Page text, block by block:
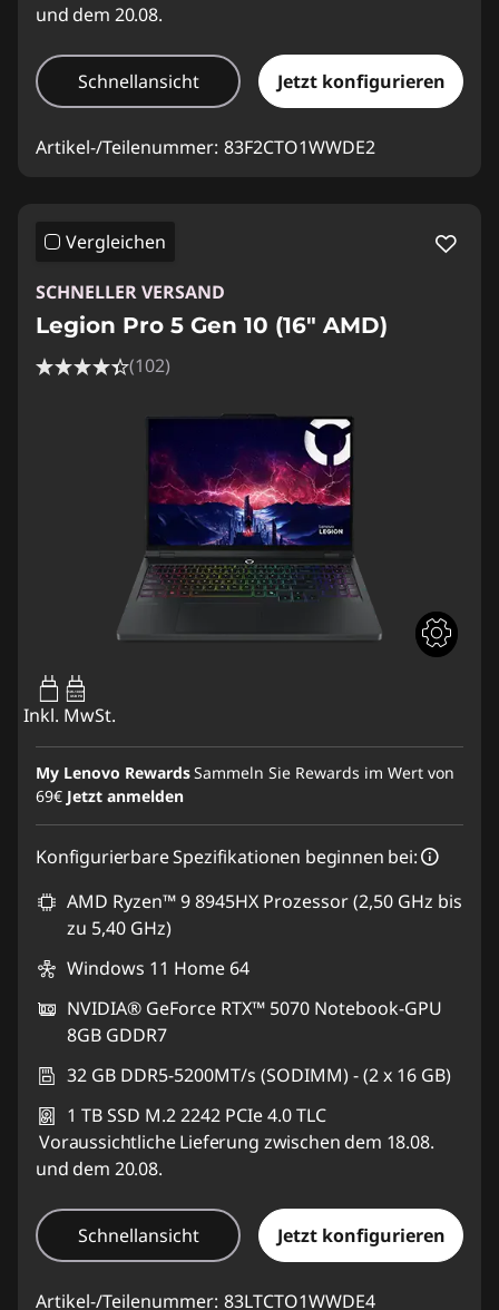
und dem 20.08.
Schnellansicht Jetzt konfigurieren
Artikel-/Teilenummer: 83F2CTO1WWDE2
Vergleichen
SCHNELLER VERSAND
Legion Pro 5 Gen 10 (16" AMD)
(102)
65W-100W
USB PD
Inkl. MwSt.
My Lenovo RewardsSammeln Sie Rewards im Wert von
69€ Jetzt anmelden
Konfigurierbare Spezifikationen beginnen bei:
AMD Ryzen™ 9 8945HX Prozessor (2,50 GHz bis
zu 5,40 GHz)
Windows 11 Home 64
NVIDIA® GeForce RTX™ 5070 Notebook-GPU
8GB GDDR7
32 GB DDR5-5200MT/s (SODIMM) - (2 x 16 GB)
1 TB SSD M.2 2242 PCIe 4.0 TLC
Voraussichtliche Lieferung zwischen dem 18.08.
und dem 20.08.
Schnellansicht Jetzt konfigurieren
Artikel-/Teilenummer: 83LTCTO1WWDE4